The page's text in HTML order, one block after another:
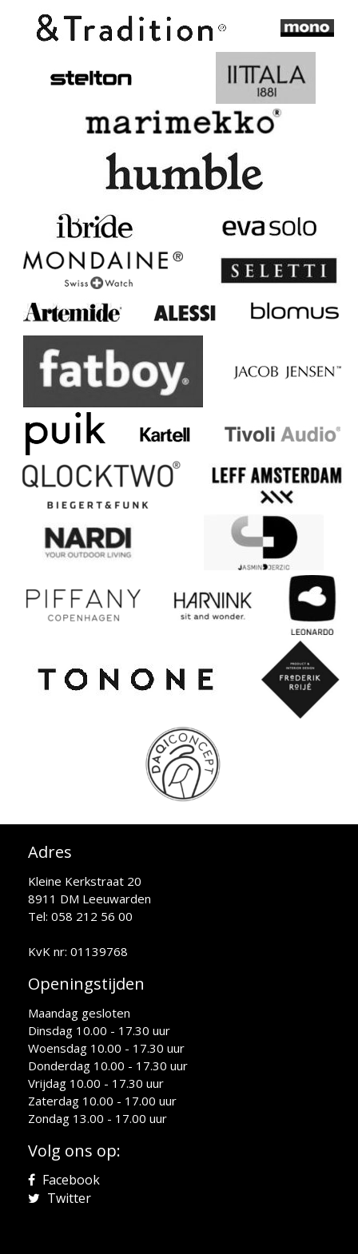
Adres
Kleine Kerkstraat 20
8911 DM Leeuwarden
Tel: 058 212 56 00
KvK nr: 01139768
Openingstijden
Maandag gesloten
Dinsdag 10.00 - 17.30 uur
Woensdag 10.00 - 17.30 uur
Donderdag 10.00 - 17.30 uur
Vrijdag 10.00 - 17.30 uur
Zaterdag 10.00 - 17.00 uur
Zondag 13.00 - 17.00 uur
Volg ons op:
Facebook
Twitter